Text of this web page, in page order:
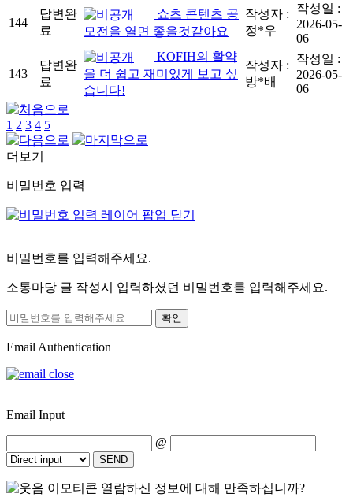
144
답변완
료
쇼츠 콘텐츠 공
모전을 열면 좋을것같아요
작성자 :
정*우
작성일 :
2026-05-
06
143
답변완
료
KOFIH의 활약
을 더 쉽고 재미있게 보고 싶
습니다!
작성자 :
방*배
작성일 :
2026-05-
06
1 2 3 4 5
더보기
비밀번호 입력
비밀번호를 입력해주세요.
소통마당 글 작성시 입력하셨던 비밀번호를 입력해주세요.
Email Authentication
Email Input
@
열람하신 정보에 대해 만족하십니까?